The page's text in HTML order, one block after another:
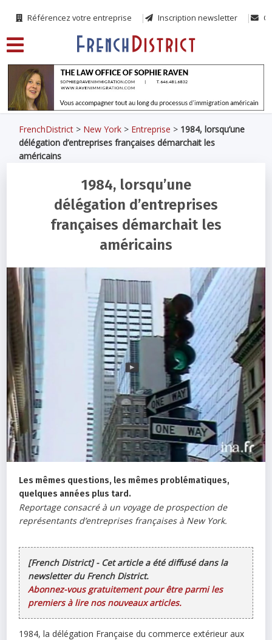
Référencez votre entreprise Inscription newsletter
FrenchDistrict > New York > Entreprise > 1984, lorsqu’une
délégation d’entreprises françaises démarchait les
américains
1984, lorsqu’une
délégation d’entreprises
françaises démarchait les
américains
Les mêmes questions, les mêmes problématiques,
quelques années plus tard.
Reportage consacré à un voyage de prospection de
représentants d’entreprises françaises à New York.
[French District] - Cet article a été diffusé dans la
newsletter du French District.
Abonnez-vous gratuitement pour être parmi les
premiers à lire nos nouveaux articles.
1984, la délégation Française du commerce extérieur aux